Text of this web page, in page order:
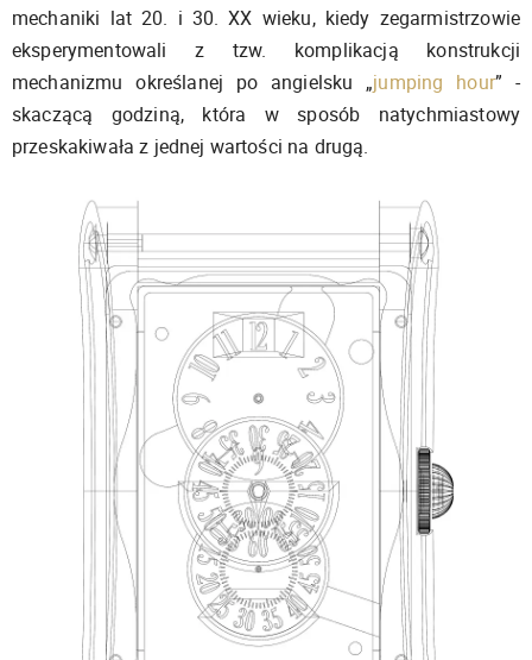
mechaniki lat 20. i 30. XX wieku, kiedy zegarmistrzowie
eksperymentowali z tzw. komplikacją konstrukcji
mechanizmu określanej po angielsku „jumping hour” -
skaczącą godziną, która w sposób natychmiastowy
przeskakiwała z jednej wartości na drugą.